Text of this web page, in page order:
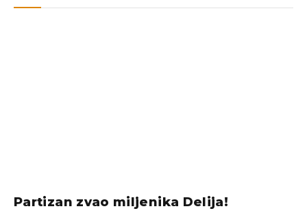
Partizan zvao miljenika Delija!